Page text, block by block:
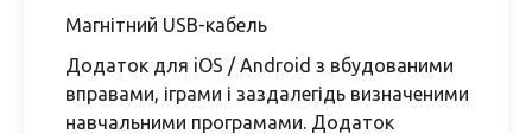
Магнітний USB-кабель
Додаток для iOS / Android з вбудованими
вправами, іграми і заздалегідь визначеними
навчальними програмами. Додаток